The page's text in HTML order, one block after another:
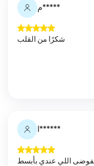
م*****
شكرًا من القلب
ا******
اللي عندي بأبسط